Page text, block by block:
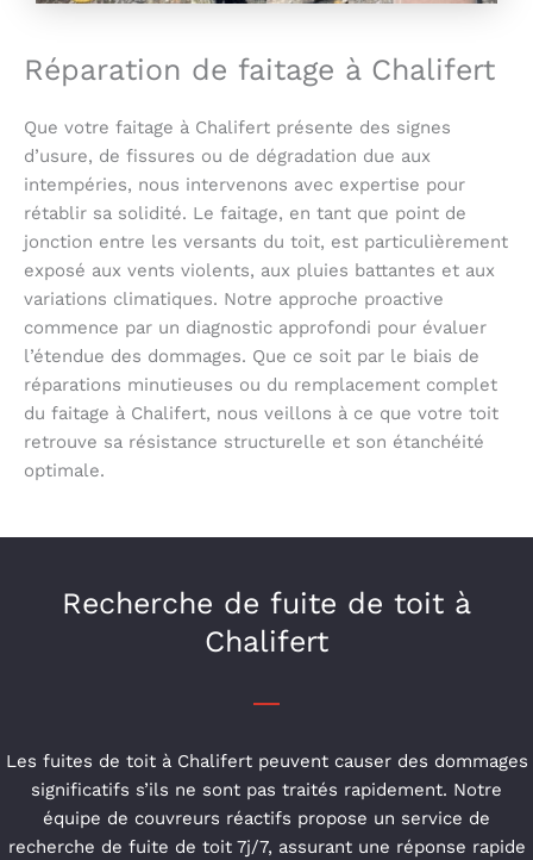
Réparation de faitage à Chalifert
Que votre faitage à Chalifert présente des signes
d’usure, de fissures ou de dégradation due aux
intempéries, nous intervenons avec expertise pour
rétablir sa solidité. Le faitage, en tant que point de
jonction entre les versants du toit, est particulièrement
exposé aux vents violents, aux pluies battantes et aux
variations climatiques. Notre approche proactive
commence par un diagnostic approfondi pour évaluer
l’étendue des dommages. Que ce soit par le biais de
réparations minutieuses ou du remplacement complet
du faitage à Chalifert, nous veillons à ce que votre toit
retrouve sa résistance structurelle et son étanchéité
optimale.
Recherche de fuite de toit à
Chalifert
Les fuites de toit à Chalifert peuvent causer des dommages
significatifs s’ils ne sont pas traités rapidement. Notre
équipe de couvreurs réactifs propose un service de
recherche de fuite de toit 7j/7, assurant une réponse rapide